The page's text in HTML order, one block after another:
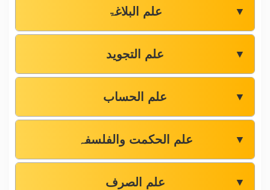
علم البلاغۃ ▼
علم التجوید ▼
علم الحساب ▼
علم الحکمت والفلسفہ ▼
علم الصرف ▼